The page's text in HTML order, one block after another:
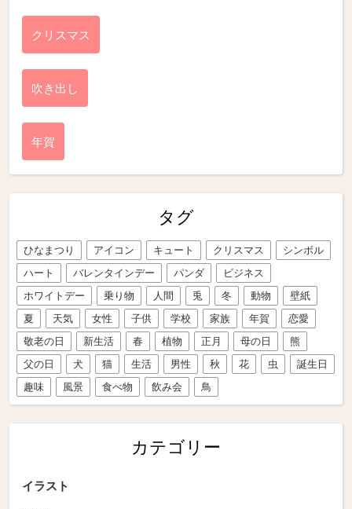
クリスマス
吹き出し
年賀
タグ
ひなまつり アイコン キュート クリスマス
シンボル
ハート
バレンタインデー パンダ
ビジネス
ホワイトデー
乗り物 人間 兎 冬 動物
壁紙
夏
天気 女性 子供 学校 家族 年賀
恋愛
敬老の日
新生活 春 植物 正月 母の日
熊
父の日
犬 猫 生活 男性 秋 花 虫
誕生日
趣味
風景 食べ物 飲み会 鳥
カテゴリー
イラスト